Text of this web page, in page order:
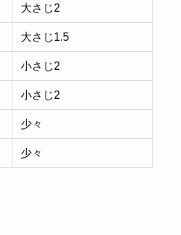
大さじ2
大さじ1.5
小さじ2
小さじ2
少々
少々